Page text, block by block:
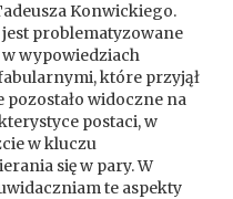
Konwickiego.
problematyzowane
wypowiedziach
które przyjął
pozostało widoczne na
postaci, w
w kluczu
się w pary. W
te aspekty